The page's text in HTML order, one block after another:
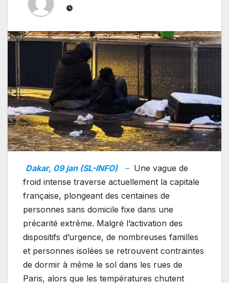
Dakar, 09 jan (SL-INFO) – Une vague de
froid intense traverse actuellement la capitale
française, plongeant des centaines de
personnes sans domicile fixe dans une
précarité extrême. Malgré l’activation des
dispositifs d’urgence, de nombreuses familles
et personnes isolées se retrouvent contraintes
de dormir à même le sol dans les rues de
Paris, alors que les températures chutent